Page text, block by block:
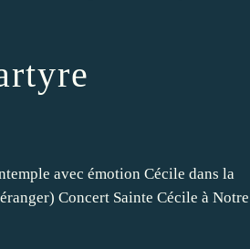
avec émotion Cécile dans la
Concert Sainte Cécile à Notre